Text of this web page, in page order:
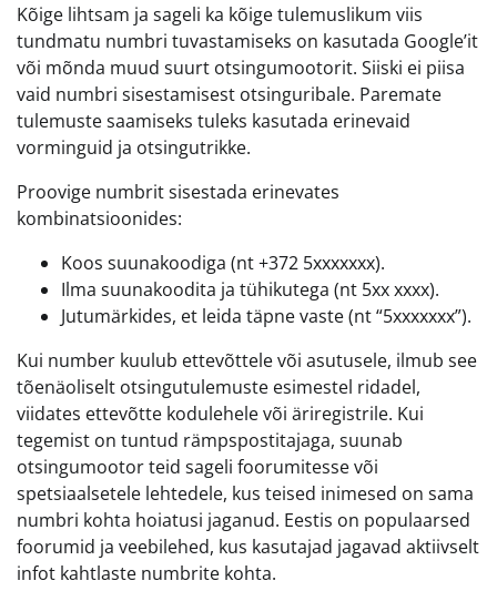
Kõige lihtsam ja sageli ka kõige tulemuslikum viis
tundmatu numbri tuvastamiseks on kasutada Google’it
või mõnda muud suurt otsingumootorit. Siiski ei piisa
vaid numbri sisestamisest otsinguribale. Paremate
tulemuste saamiseks tuleks kasutada erinevaid
vorminguid ja otsingutrikke.
Proovige numbrit sisestada erinevates
kombinatsioonides:
Koos suunakoodiga (nt +372 5xxxxxxx).
Ilma suunakoodita ja tühikutega (nt 5xx xxxx).
Jutumärkides, et leida täpne vaste (nt “5xxxxxxx”).
Kui number kuulub ettevõttele või asutusele, ilmub see
tõenäoliselt otsingutulemuste esimestel ridadel,
viidates ettevõtte kodulehele või äriregistrile. Kui
tegemist on tuntud rämpspostitajaga, suunab
otsingumootor teid sageli foorumitesse või
spetsiaalsetele lehtedele, kus teised inimesed on sama
numbri kohta hoiatusi jaganud. Eestis on populaarsed
foorumid ja veebilehed, kus kasutajad jagavad aktiivselt
infot kahtlaste numbrite kohta.